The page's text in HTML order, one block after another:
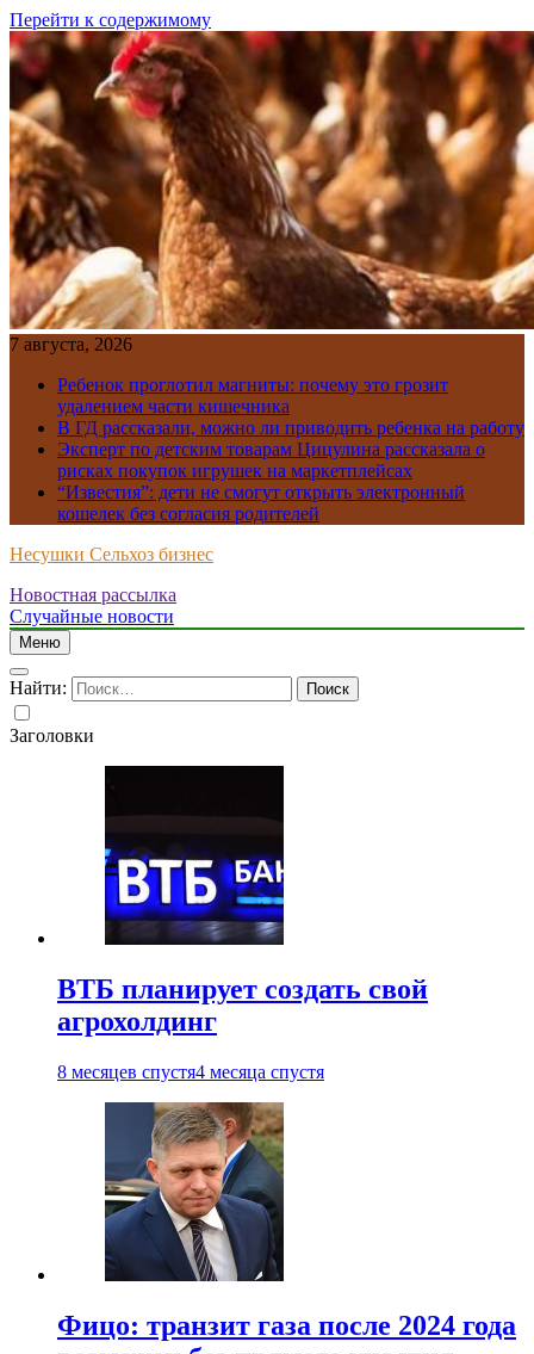
Перейти к содержимому
7 августа, 2026
Ребенок проглотил магниты: почему это грозит
удалением части кишечника
В ГД рассказали, можно ли приводить ребенка на работу
Эксперт по детским товарам Цицулина рассказала о
рисках покупок игрушек на маркетплейсах
“Известия”: дети не смогут открыть электронный
кошелек без согласия родителей
Несушки Сельхоз бизнес
Новостная рассылка
Случайные новости
Меню
Найти:
Заголовки
ВТБ планирует создать свой
агрохолдинг
8 месяцев спустя4 месяца спустя
Фицо: транзит газа после 2024 года